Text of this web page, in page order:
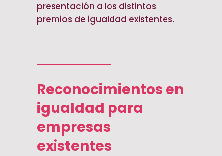
presentación a los distintos
premios de igualdad existentes.
Reconocimientos en
igualdad para
empresas
existentes